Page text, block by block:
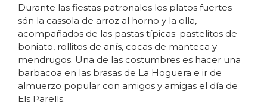
Durante las fiestas patronales los platos fuertes
són la cassola de arroz al horno y la olla,
acompañados de las pastas típicas: pastelitos de
boniato, rollitos de anís, cocas de manteca y
mendrugos. Una de las costumbres es hacer una
barbacoa en las brasas de La Hoguera e ir de
almuerzo popular con amigos y amigas el día de
Els Parells.